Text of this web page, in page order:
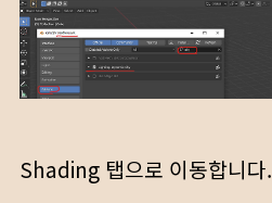
Shading 탭으로 이동합니다.